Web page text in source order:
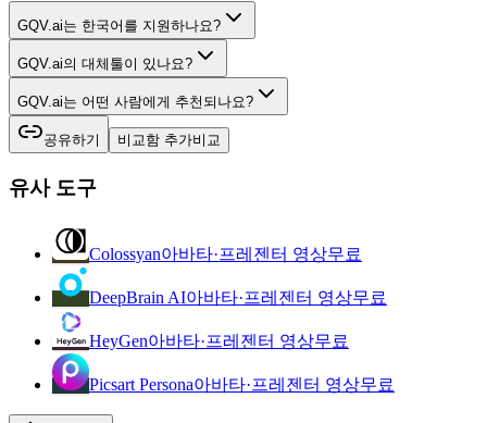
GQV.ai는 한국어를 지원하나요?
GQV.ai의 대체툴이 있나요?
GQV.ai는 어떤 사람에게 추천되나요?
공유하기 비교함 추가비교
유사 도구
Colossyan아바타·프레젠터 영상무료
DeepBrain AI아바타·프레젠터 영상무료
HeyGen아바타·프레젠터 영상무료
Picsart Persona아바타·프레젠터 영상무료